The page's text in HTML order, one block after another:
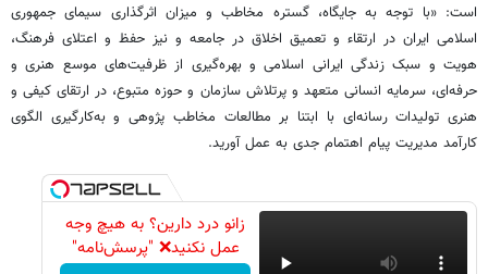
است: «با توجه به جایگاه، گستره مخاطب و میزان اثرگذاری سیمای جمهوری
اسلامی ایران در ارتقاء و تعمیق اخلاق در جامعه و نیز حفظ و اعتلای فرهنگ،
هویت و سبک زندگی ایرانی اسلامی و بهره‌گیری از ظرفیت‌های موسع هنری و
حرفه‌ای، سرمایه انسانی متعهد و پرتلاش سازمان و حوزه متبوع، در ارتقای کیفی و
هنری تولیدات رسانه‌ای با ابتنا بر مطالعات مخاطب پژوهی و به‌کارگیری الگوی
کارآمد مدیریت پیام اهتمام جدی به عمل آورید.
زانو درد دارین؟ به هیچ وجه
عمل نکنید❌ "پرسش‌نامه"